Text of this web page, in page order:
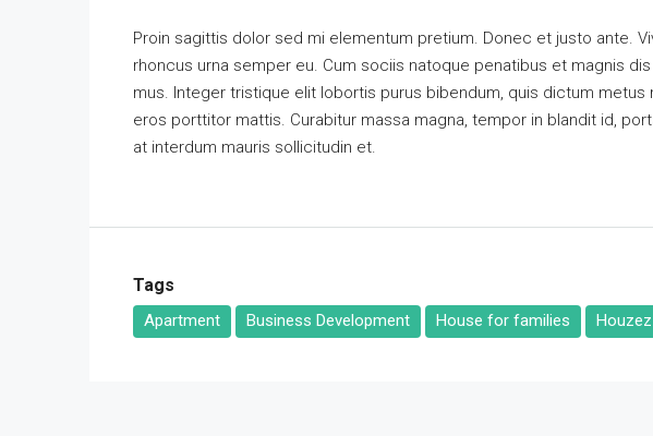
Proin sagittis dolor sed mi elementum pretium. Donec et justo ante.
rhoncus urna semper eu. Cum sociis natoque penatibus et magnis
mus. Integer tristique elit lobortis purus bibendum, quis dictum
eros porttitor mattis. Curabitur massa magna, tempor in blandit id,
at interdum mauris sollicitudin et.
Tags
Apartment Business Development House for families Houzez